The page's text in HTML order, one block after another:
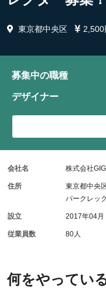
東京都中央区 2,500
何をやってい
募集中の職種
デザイナー
会社名 株式会社GIG
住所
東京都中央
パークレッ
設立 2017年04月
従業員数 80人